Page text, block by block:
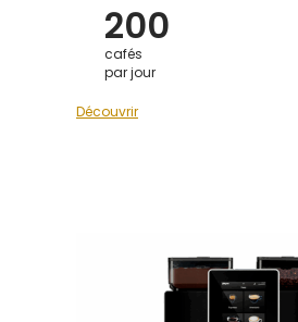
200
cafés
par jour
Découvrir